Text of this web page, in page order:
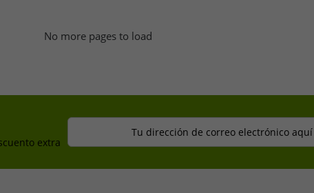
No more pages to load
extra
Tu dirección de correo electrónico aquí